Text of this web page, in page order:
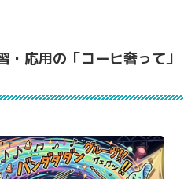
応用の「コーヒ奢って」